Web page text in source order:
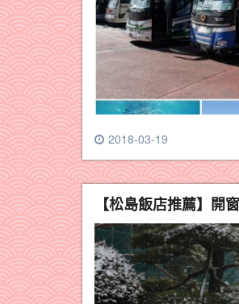
2018-03-19
【松島飯店推薦】